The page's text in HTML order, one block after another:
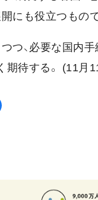
にも役立つもの
つ、必要な国内
期待する。 (11月